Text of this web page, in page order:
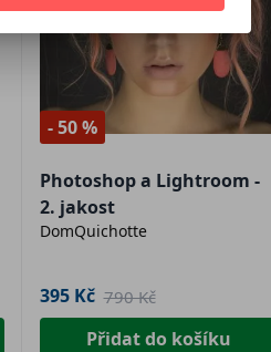
- 50 %
Photoshop a Lightroom -
2. jakost
DomQuichotte
395 Kč 790 Kč
Přidat do košíku